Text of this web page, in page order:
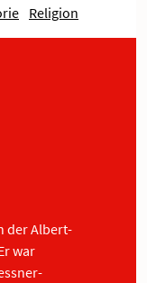
Religion
der Albert-
war